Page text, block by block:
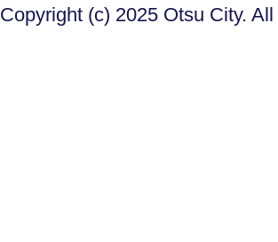
Copyright (c) 2025 Otsu City.